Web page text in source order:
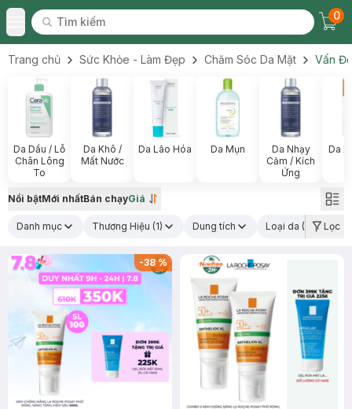
Toggle Menu
Tìm kiếm
Tìm kiếm
0
Trang chủ Sức Khỏe - Làm Đẹp Chăm Sóc Da Mặt Vấn
Da Dầu / Lỗ
Chân Lông
To
Da Khô /
Mất Nước
Da Lão Hóa Da Mụn
Da Nhạy
Cảm / Kích
Ứng
Da
Nổi bậtMới nhấtBán chạyGiá
Danh mục Thương Hiệu (1) Dung tích Loại da (1) Lọc
-38%